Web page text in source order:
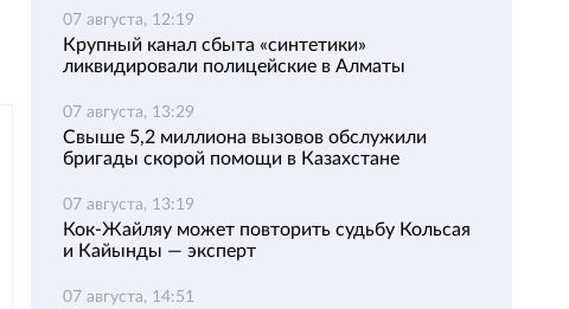
07 августа, 12:19
Крупный канал сбыта «синтетики»
ликвидировали полицейские в Алматы
07 августа, 13:29
Свыше 5,2 миллиона вызовов обслужили
бригады скорой помощи в Казахстане
07 августа, 13:19
Кок-Жайляу может повторить судьбу Кольсая
и Кайынды — эксперт
07 августа, 14:51